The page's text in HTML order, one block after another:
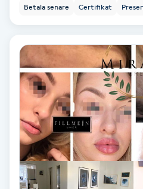
Bottenfärg
Brynformning
Brynfärgning
Brynplockning
Bröllopsuppsättning
Betala senare Certifikat